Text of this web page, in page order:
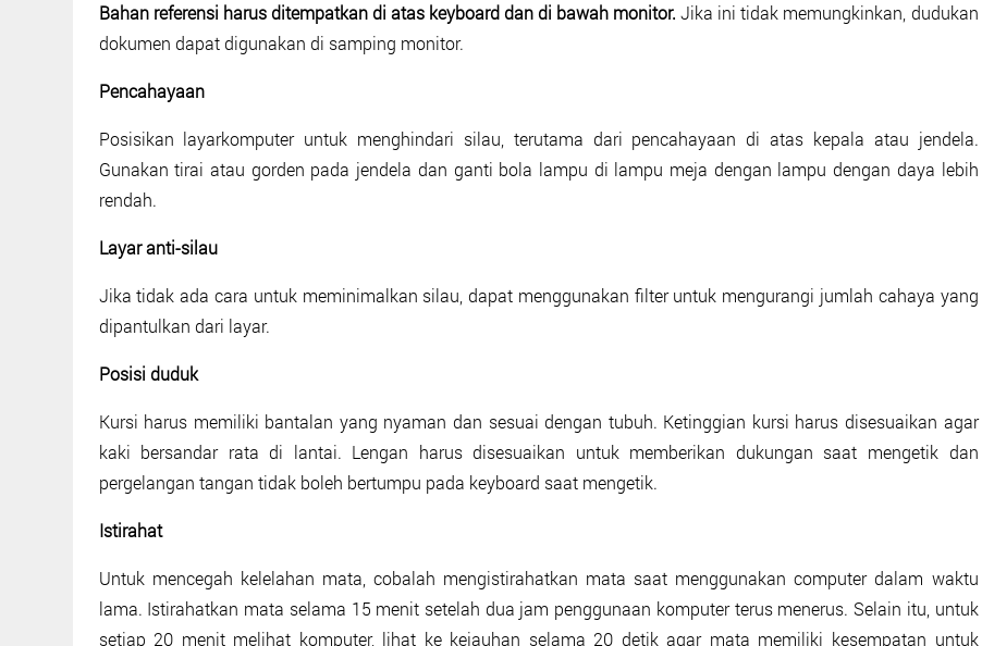
Bahan referensi harus ditempatkan di atas keyboard dan di bawah monitor. Jika ini tidak memungkinkan, dudukan
dokumen dapat digunakan di samping monitor.
Pencahayaan
Posisikan layarkomputer untuk menghindari silau, terutama dari pencahayaan di atas kepala atau jendela.
Gunakan tirai atau gorden pada jendela dan ganti bola lampu di lampu meja dengan lampu dengan daya lebih
rendah.
Layar anti-silau
Jika tidak ada cara untuk meminimalkan silau, dapat menggunakan filter untuk mengurangi jumlah cahaya yang
dipantulkan dari layar.
Posisi duduk
Kursi harus memiliki bantalan yang nyaman dan sesuai dengan tubuh. Ketinggian kursi harus disesuaikan agar
kaki bersandar rata di lantai. Lengan harus disesuaikan untuk memberikan dukungan saat mengetik dan
pergelangan tangan tidak boleh bertumpu pada keyboard saat mengetik.
Istirahat
Untuk mencegah kelelahan mata, cobalah mengistirahatkan mata saat menggunakan computer dalam waktu
lama. Istirahatkan mata selama 15 menit setelah dua jam penggunaan komputer terus menerus. Selain itu, untuk
setiap 20 menit melihat komputer, lihat ke kejauhan selama 20 detik agar mata memiliki kesempatan untuk